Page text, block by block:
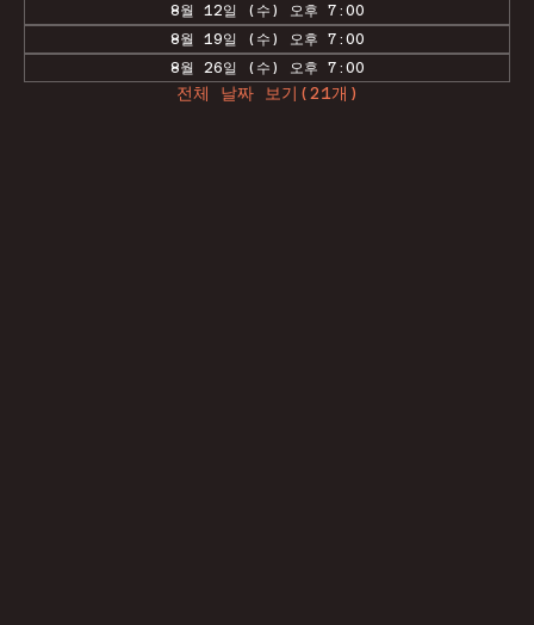
8월 12일 (수) 오후 7:00
8월 19일 (수) 오후 7:00
8월 26일 (수) 오후 7:00
전체 날짜 보기(21개)